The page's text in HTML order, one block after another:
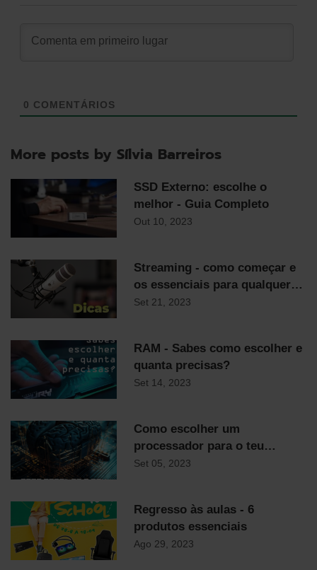
0 COMENTÁRIOS
More posts by Sílvia Barreiros
SSD Externo: escolhe o
melhor - Guia Completo
Out 10, 2023
Streaming - como começar e
os essenciais para qualquer
streamer
Set 21, 2023
RAM - Sabes como escolher e
quanta precisas?
Set 14, 2023
Como escolher um
processador para o teu
computador
Set 05, 2023
Regresso às aulas - 6
produtos essenciais
Ago 29, 2023